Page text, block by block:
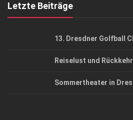
Letzte Beiträge
13. Dresdner Golfball
Reiselust und Rückkehr
Sommertheater in